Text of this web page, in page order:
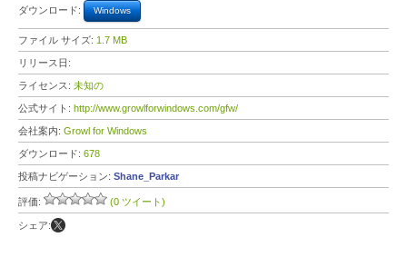
ダウンロード: Windows
ファイル サイズ: 1.7 MB
リリース日:
ライセンス: 未知の
公式サイト: http://www.growlforwindows.com/gfw/
会社案内: Growl for Windows
ダウンロード: 678
投稿ナビゲーション: Shane_Parkar
評価: (0 ツイート)
シェア: